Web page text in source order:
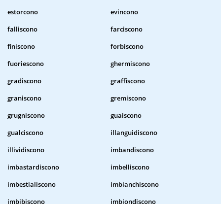
estorcono
evincono
falliscono
farciscono
finiscono
forbiscono
fuoriescono
ghermiscono
gradiscono
graffiscono
graniscono
gremiscono
grugniscono
guaiscono
gualciscono
illanguidiscono
illividiscono
imbandiscono
imbastardiscono
imbelliscono
imbestialiscono
imbianchiscono
imbibiscono
imbiondiscono